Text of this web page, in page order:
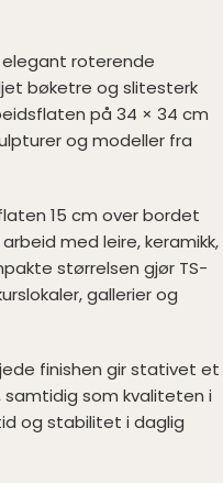
roterende
bøketre og slitesterk
på 34 × 34 cm
og modeller fra
15 cm over bordet
med leire, keramikk,
størrelsen gjør TS-
gallerier og
finishen gir stativet et
samtidig som kvaliteten i
og stabilitet i daglig